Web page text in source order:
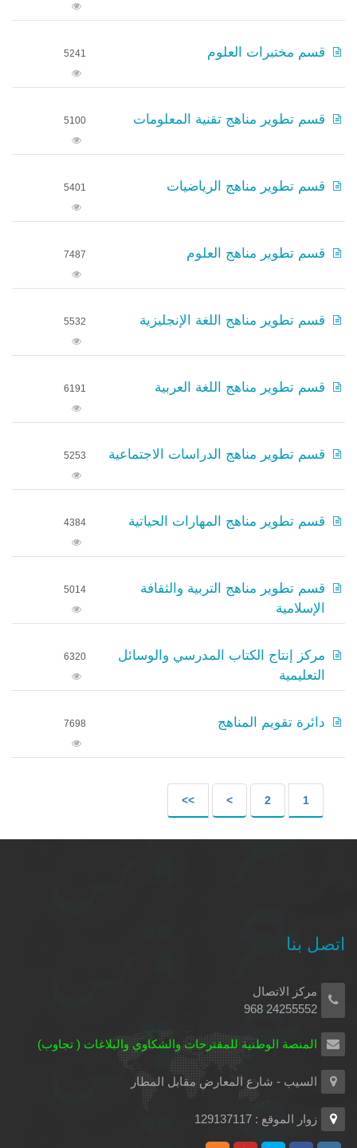
قسم مختبرات العلوم 5241
قسم تطوير مناهج تقنية المعلومات 5100
قسم تطوير مناهج الرياضيات 5401
قسم تطوير مناهج العلوم 7487
قسم تطوير مناهج اللغة الإنجليزية 5532
قسم تطوير مناهج اللغة العربية 6191
قسم تطوير مناهج الدراسات الاجتماعية 5253
قسم تطوير مناهج المهارات الحياتية 4384
قسم تطوير مناهج التربية والثقافة
الإسلامية
5014
مركز إنتاج الكتاب المدرسي والوسائل
التعليمية
6320
دائرة تقويم المناهج 7698
1
2
>
>>
اتصل بنا
مركز الاتصال
24255552 968
المنصة الوطنية للمقترحات والشكاوي والبلاغات ( تجاوب)
السيب - شارع المعارض مقابل المطار
زوار الموقع : 129137117